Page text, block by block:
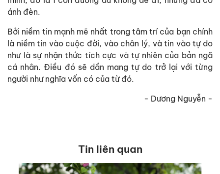
ánh đèn.
Bởi niềm tin mạnh mẽ nhất trong tâm trí của bạn chính
là niềm tin vào cuộc đời, vào chân lý, và tin vào tự do
như là sự nhận thức tích cực và tự nhiên của bản ngã
cá nhân. Điều đó sẽ dần mang tự do trở lại với từng
người như nghĩa vốn có của từ đó.
- Dương Nguyễn -
Tin liên quan